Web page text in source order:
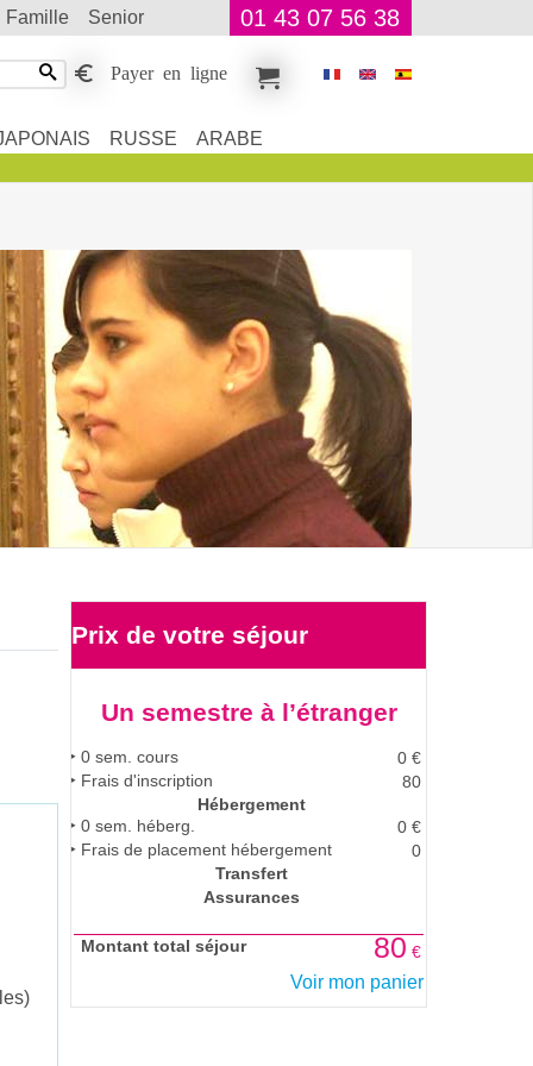
famille senior 01 43 07 56 38
Payer en ligne
RUSSE
ARABE
Prix de votre séjour
Un semestre à l’étranger
0sem. cours 0 €
Frais d'inscription
80
Hébergement
0sem. héberg. 0 €
Frais de placement hébergement
0
Transfert
Assurances
Montant total séjour 80 €
Voir mon panier